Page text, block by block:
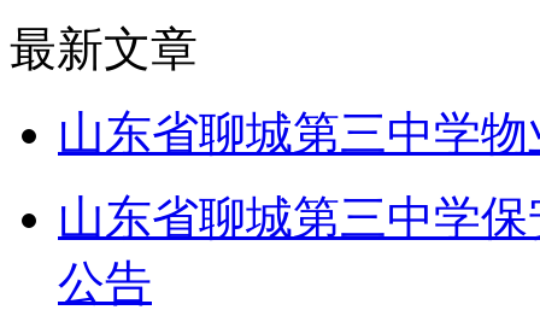
最新文章
山东省聊城第三中学
山东省聊城第三中学
公告